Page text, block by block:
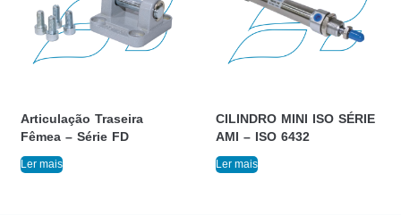
Articulação Traseira
Fêmea – Série FD
Ler mais
CILINDRO MINI ISO SÉRIE
AMI – ISO 6432
Ler mais